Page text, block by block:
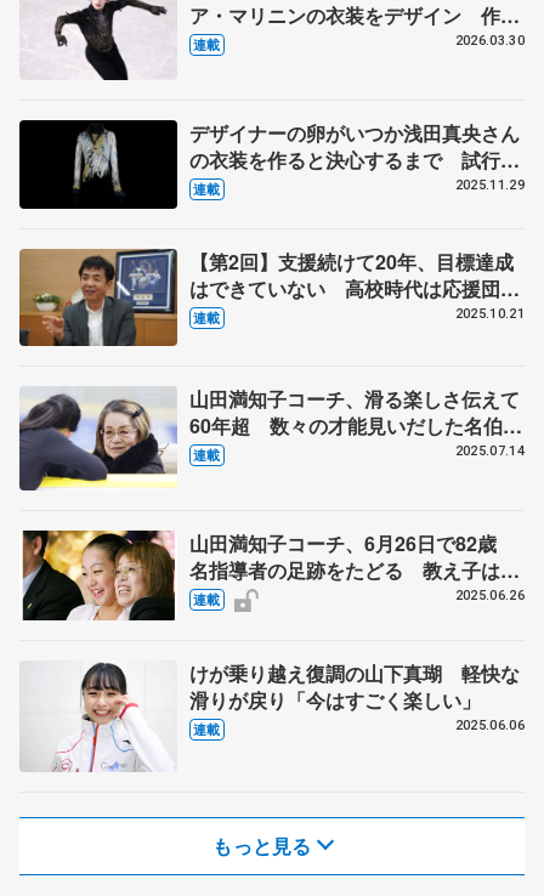
ア・マリニンの衣装をデザイン 作り
手の考えが尊重される海外選手からの
連載 2026.03.30
デザイナーの卵がいつか浅田真央さん
の衣装を作ると決心するまで 試行錯
誤の日々、２週間で仕上げた羽生結弦
連載 2025.11.29
【第2回】支援続けて20年、目標達成
はできていない 高校時代は応援団、
人気ない方に熱が入る
連載 2025.10.21
山田満知子コーチ、滑る楽しさ伝えて
60年超 数々の才能見いだした名伯
楽 【ニッポン・スポーツ人の肖像】
連載 2025.07.14
山田満知子コーチ、6月26日で82歳
名指導者の足跡をたどる 教え子は伊
藤みどり、浅田真央、村上佳菜子、宇
連載 2025.06.26
けが乗り越え復調の山下真瑚 軽快な
滑りが戻り「今はすごく楽しい」
連載 2025.06.06
もっと見る